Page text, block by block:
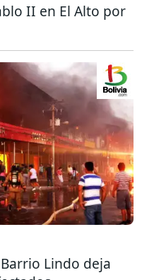
II en El Alto por
Lindo deja